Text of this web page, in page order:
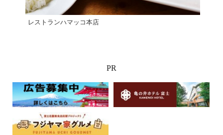
レストランハマッコ本店
PR